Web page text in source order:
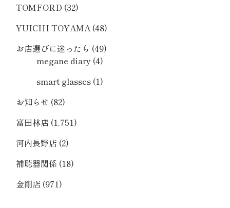
TOMFORD (32)
YUICHI TOYAMA (48)
お店選びに迷ったら (49)
megane diary (4)
smart glasses (1)
お知らせ (82)
富田林店 (1,751)
河内長野店 (2)
補聴器関係 (18)
金剛店 (971)